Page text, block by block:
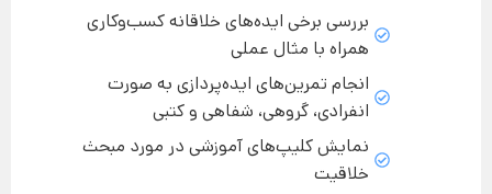
بررسی برخی ایده‌های خلاقانه کسب‌وکاری
همراه با مثال عملی
انجام تمرین‌های ایده‌پردازی به صورت
انفرادی، گروهی، شفاهی و کتبی
نمایش کلیپ‌های آموزشی در مورد مبحث
خلاقیت​